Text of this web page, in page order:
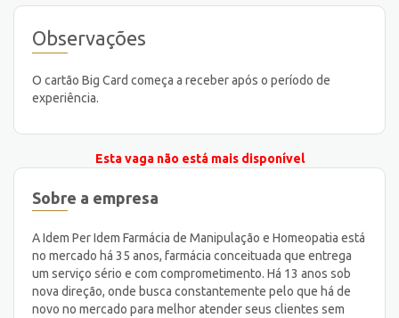
Observações
O cartão Big Card começa a receber após o período de
experiência.
Esta vaga não está mais disponível
Sobre a empresa
A Idem Per Idem Farmácia de Manipulação e Homeopatia está
no mercado há 35 anos, farmácia conceituada que entrega
um serviço sério e com comprometimento. Há 13 anos sob
nova direção, onde busca constantemente pelo que há de
novo no mercado para melhor atender seus clientes sem